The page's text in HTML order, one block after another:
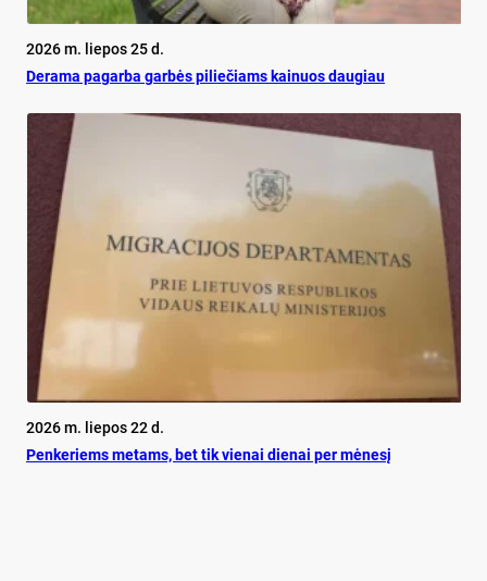
2026 m. liepos 25 d.
De­ra­ma pa­gar­ba gar­bės pi­lie­čiams kai­nuos dau­giau
2026 m. liepos 22 d.
Pen­ke­riems me­tams, bet tik vie­nai die­nai per mė­ne­sį